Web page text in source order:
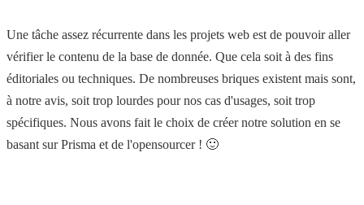
Une tâche assez récurrente dans les projets web est de pouvoir aller
vérifier le contenu de la base de donnée. Que cela soit à des fins
éditoriales ou techniques. De nombreuses briques existent mais sont,
à notre avis, soit trop lourdes pour nos cas d'usages, soit trop
spécifiques. Nous avons fait le choix de créer notre solution en se
basant sur Prisma et de l'opensourcer ! 🙂